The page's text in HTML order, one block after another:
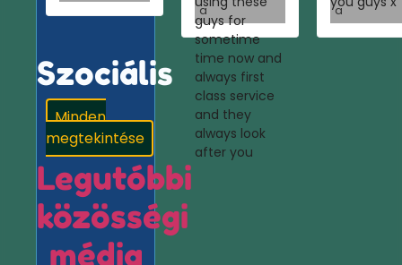
guys for
sometime
time now and
always first
class service
and they
always look
after you
a
a
Szociális
Minden
megtekintése
Legutóbbi
közösségi
média